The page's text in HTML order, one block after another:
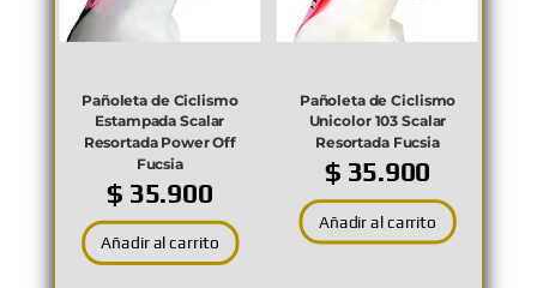
Pañoleta de Ciclismo
Estampada Scalar
Resortada Power Off
Fucsia
$ 35.900
Añadir al carrito
Pañoleta de Ciclismo
Unicolor 103 Scalar
Resortada Fucsia
$ 35.900
Añadir al carrito